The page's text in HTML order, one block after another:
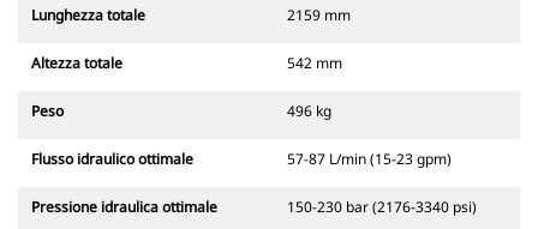
Lunghezza totale 2159 mm
Altezza totale 542 mm
Peso 496 kg
Flusso idraulico ottimale 57-87 L/min (15-23 gpm)
Pressione idraulica ottimale 150-230 bar (2176-3340 psi)